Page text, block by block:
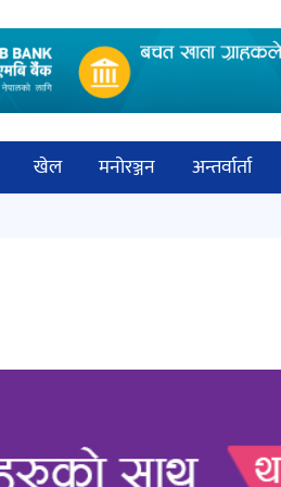
खेल मनोरञ्जन अन्तर्वार्ता
औपचारिक सेवा सञ्चालनमा